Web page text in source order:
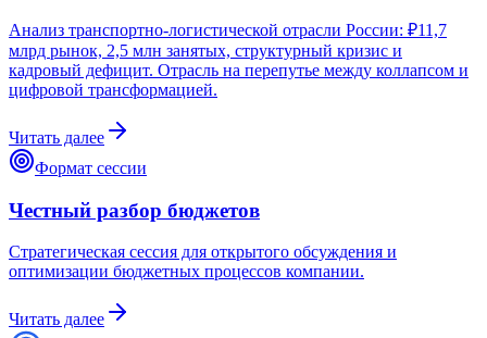
Анализ транспортно-логистической отрасли России: ₽11,7
млрд рынок, 2,5 млн занятых, структурный кризис и
кадровый дефицит. Отрасль на перепутье между коллапсом и
цифровой трансформацией.
Читать далее
Формат сессии
Честный разбор бюджетов
Стратегическая сессия для открытого обсуждения и
оптимизации бюджетных процессов компании.
Читать далее